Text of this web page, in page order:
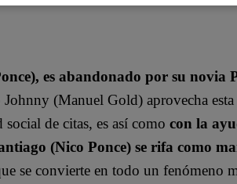
es abandonado por su novia
(Manuel Gold) aprovecha esta
de citas, es así como con la
(Nico Ponce) se rifa como
se convierte en todo un fenómeno